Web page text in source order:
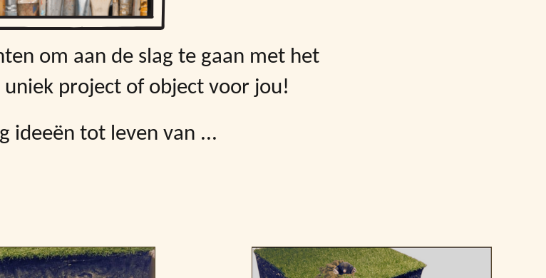
om aan de slag te gaan met ​het
uniek project of object voor jou!
ideeën tot leven van ...